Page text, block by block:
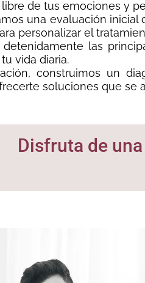
de tus emociones y
una evaluación
personalizar el
detenidamente las
vida diaria.
construimos un
soluciones que se
Disfruta de